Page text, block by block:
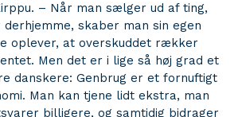
– Når man sælger ud af ting,
skaber man sin egen
oplever, at overskuddet rækker
Men det er i lige så høj grad et
danskere: Genbrug er et fornuftigt
Man kan tjene lidt ekstra, man
billigere, og samtidig bidrager